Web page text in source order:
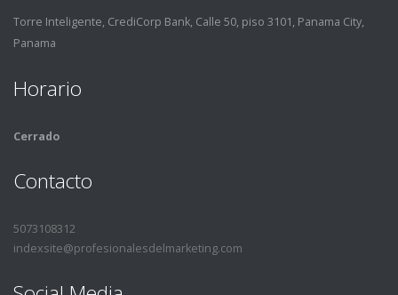
Torre Inteligente, CrediCorp Bank, Calle 50, piso 3101, Panama City,
Panama
Horario
Cerrado
Contacto
5073108312
indexsite@profesionalesdelmarketing.com